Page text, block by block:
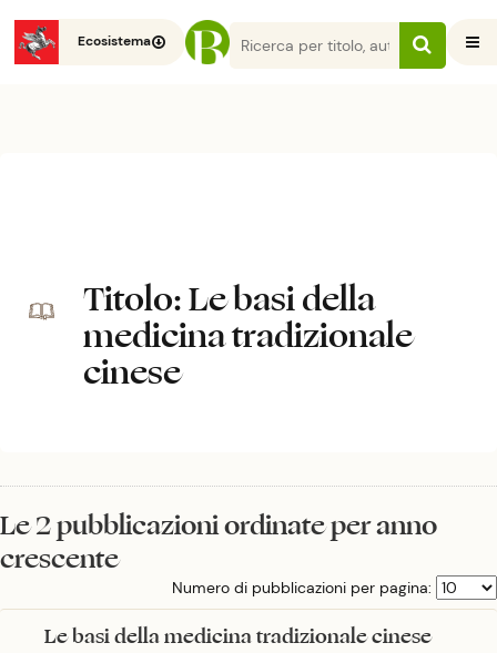
Ecosistema
Titolo: Le basi della
medicina tradizionale
cinese
Le 2 pubblicazioni ordinate per anno
crescente
Numero di pubblicazioni per pagina:
Le basi della medicina tradizionale cinese